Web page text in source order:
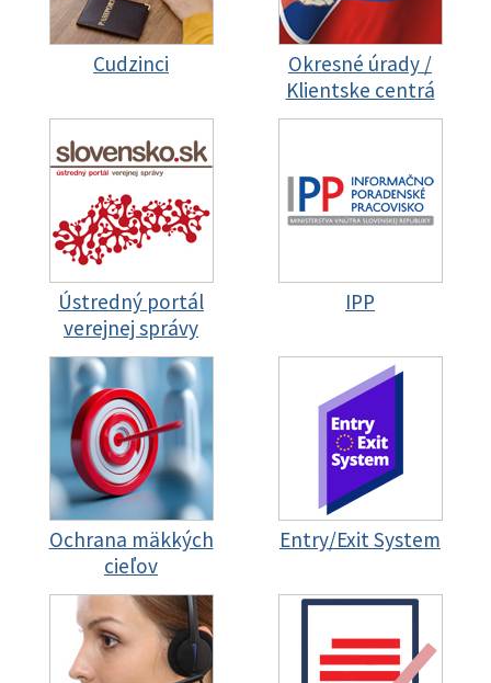
Cudzinci
Okresné úrady /
Klientske centrá
Ústredný portál
verejnej správy
IPP
Ochrana mäkkých
cieľov
Entry/Exit System